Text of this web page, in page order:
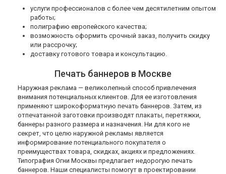
услуги профессионалов с более чем десятилетним опытом
работы;
полиграфию европейского качества;
возможность оформить срочный заказ, получить скидку
или рассрочку;
доставку готового товара и консультацию.
Печать баннеров в Москве
Наружная реклама — великолепный способ привлечения
внимания потенциальных клиентов. Для ее изготовления
применяют широкоформатную печать баннеров. Затем, из
отпечатанной заготовки производят плакаты, перетяжки,
баннеры разного размера и назначения. Ни для кого не
секрет, что целю наружной рекламы является
информирование потенциального покупателя о
преимуществах товара, скидках, акциях и предложениях.
Типография Огни Москвы предлагает недорогую печать
баннеров. Наши специалисты помогут в проектировании